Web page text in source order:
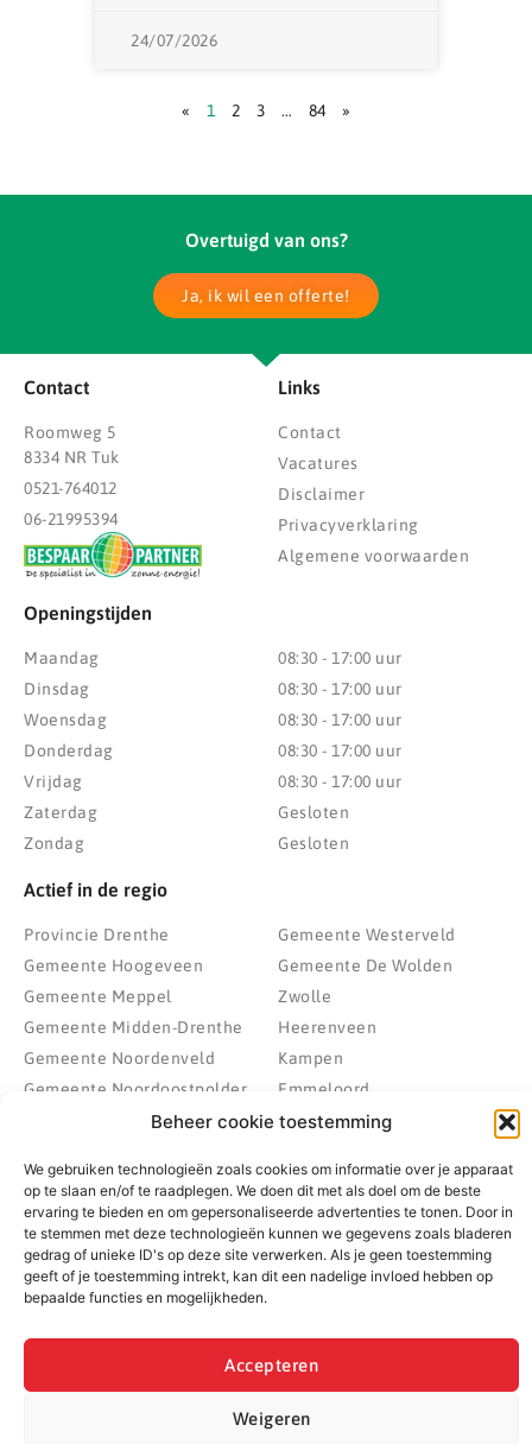
Beheer cookie toestemming
We gebruiken technologieën zoals cookies om informatie over je apparaat
op te slaan en/of te raadplegen. We doen dit met als doel om de beste
ervaring te bieden en om gepersonaliseerde advertenties te tonen. Door in
te stemmen met deze technologieën kunnen we gegevens zoals bladeren
gedrag of unieke ID's op deze site verwerken. Als je geen toestemming
geeft of je toestemming intrekt, kan dit een nadelige invloed hebben op
bepaalde functies en mogelijkheden.
Accepteren
Weigeren
24/07/2026
« 1 2 3 … 84 »
Overtuigd van ons?
Ja, ik wil een offerte!
Contact
Roomweg 5
8334 NR Tuk
0521-764012
06-21995394
Links
Contact
Vacatures
Disclaimer
Privacyverklaring
Algemene voorwaarden
Openingstijden
Maandag
Dinsdag
Woensdag
Donderdag
Vrijdag
Zaterdag
Zondag
08:30 - 17:00 uur
08:30 - 17:00 uur
08:30 - 17:00 uur
08:30 - 17:00 uur
08:30 - 17:00 uur
Gesloten
Gesloten
Actief in de regio
Provincie Drenthe
Gemeente Hoogeveen
Gemeente Meppel
Gemeente Midden-Drenthe
Gemeente Noordenveld
Gemeente Noordoostpolder
Gemeente Steenwijkerland
Gemeente Westerveld
Gemeente De Wolden
Zwolle
Heerenveen
Kampen
Emmeloord
Wolvega
© 2022 - 2026 BespaarPartner | Alle rechten voorbehouden